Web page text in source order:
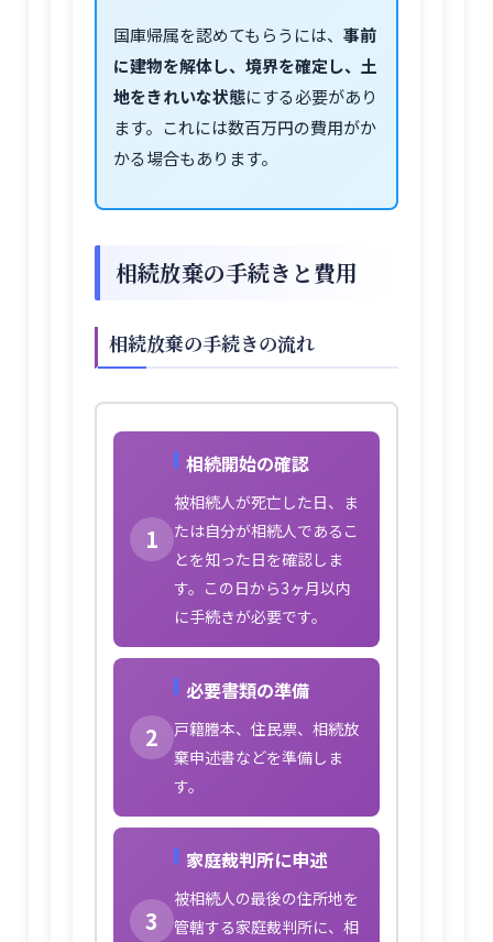
国庫帰属を認めてもらうには、 事前
に建物を解体し、境界を確定し、土
地をきれいな状態にする必要があり
ます。これには数百万円の費用がか
かる場合もあります。
相続放棄の手続きと費用
相続放棄の手続きの流れ
1
相続開始の確認
被相続人が死亡した日、ま
たは自分が相続人であるこ
とを知った日を確認しま
す。この日から3ヶ月以内
に手続きが必要です。
2
必要書類の準備
戸籍謄本、住民票、相続放
棄申述書などを準備しま
す。
3
家庭裁判所に申述
被相続人の最後の住所地を
管轄する家庭裁判所に、相